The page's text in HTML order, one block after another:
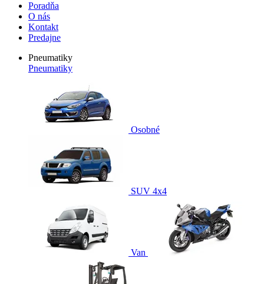
Poradňa
O nás
Kontakt
Predajne
Pneumatiky
Pneumatiky
Osobné
SUV 4x4
Van